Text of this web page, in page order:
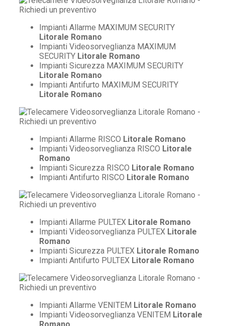
Impianti Allarme MAXIMUM SECURITY
Litorale Romano
Impianti Videosorveglianza MAXIMUM
SECURITY Litorale Romano
Impianti Sicurezza MAXIMUM SECURITY
Litorale Romano
Impianti Antifurto MAXIMUM SECURITY
Litorale Romano
Impianti Allarme RISCO Litorale Romano
Impianti Videosorveglianza RISCO Litorale
Romano
Impianti Sicurezza RISCO Litorale Romano
Impianti Antifurto RISCO Litorale Romano
Impianti Allarme PULTEX Litorale Romano
Impianti Videosorveglianza PULTEX Litorale
Romano
Impianti Sicurezza PULTEX Litorale Romano
Impianti Antifurto PULTEX Litorale Romano
Impianti Allarme VENITEM Litorale Romano
Impianti Videosorveglianza VENITEM Litorale